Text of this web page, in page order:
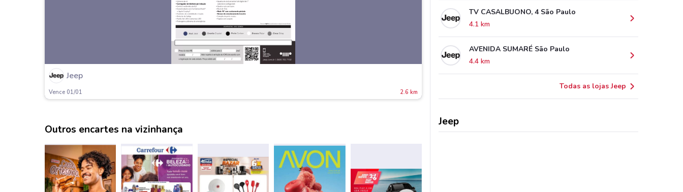
Jeep
Vence 01/01 2.6 km
Outros encartes na vizinhança
TV CASALBUONO, 4 São Paulo
4.1 km
AVENIDA SUMARÉ São Paulo
4.4 km
Todas as lojas Jeep
Jeep